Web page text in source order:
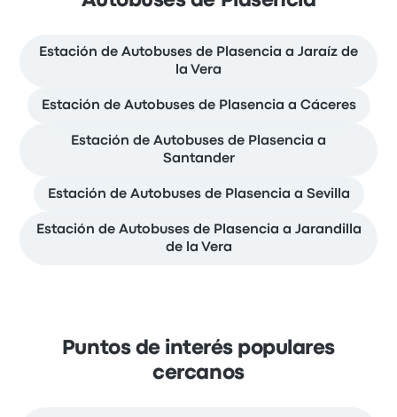
Estación de Autobuses de Plasencia a Jaraíz de
la Vera
Estación de Autobuses de Plasencia a Cáceres
Estación de Autobuses de Plasencia a
Santander
Estación de Autobuses de Plasencia a Sevilla
Estación de Autobuses de Plasencia a Jarandilla
de la Vera
Puntos de interés populares
cercanos